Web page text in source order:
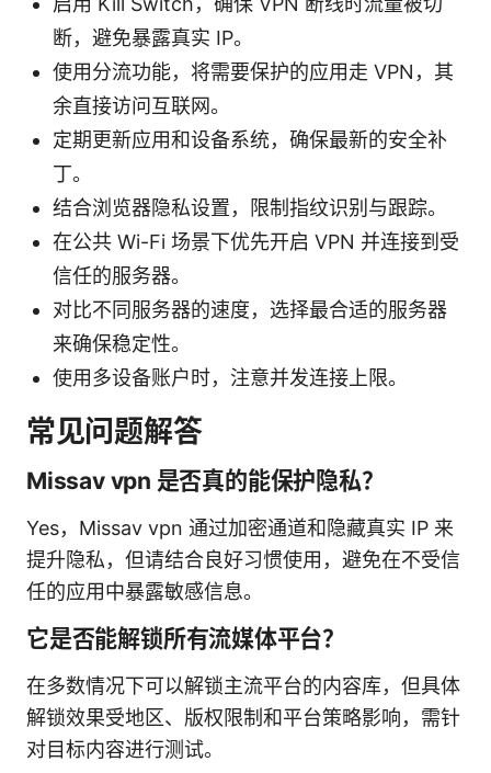
断，避免暴露真实 IP。
使用分流功能，将需要保护的应用走 VPN，其
余直接访问互联网。
定期更新应用和设备系统，确保最新的安全补
丁。
结合浏览器隐私设置，限制指纹识别与跟踪。
在公共 Wi-Fi 场景下优先开启 VPN 并连接到受
信任的服务器。
对比不同服务器的速度，选择最合适的服务器
来确保稳定性。
使用多设备账户时，注意并发连接上限。
常见问题解答
Missav vpn 是否真的能保护隐私？
Yes，Missav vpn 通过加密通道和隐藏真实 IP 来
提升隐私，但请结合良好习惯使用，避免在不受信
任的应用中暴露敏感信息。
它是否能解锁所有流媒体平台？
在多数情况下可以解锁主流平台的内容库，但具体
解锁效果受地区、版权限制和平台策略影响，需针
对目标内容进行测试。